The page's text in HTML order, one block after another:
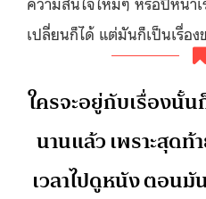
เปลี่ยนก็ได้ แต่มันก็เป็นเรื่อง
ใครจะอยู่กับเรื่องนั้
นานแล้ว เพราะสุดท้
เวลาไปดูหนัง ตอนมั